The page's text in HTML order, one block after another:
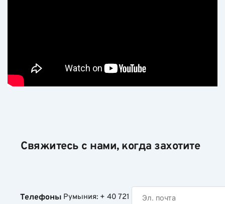
Свяжитесь с нами, когда захотите
Телефоны Румыния: + 40 721